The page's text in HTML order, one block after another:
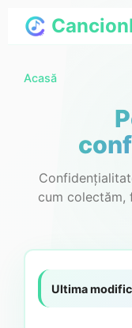
Acasă
cum colectăm,
Ultima